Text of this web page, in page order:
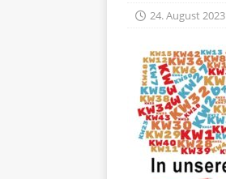
24. August 2023